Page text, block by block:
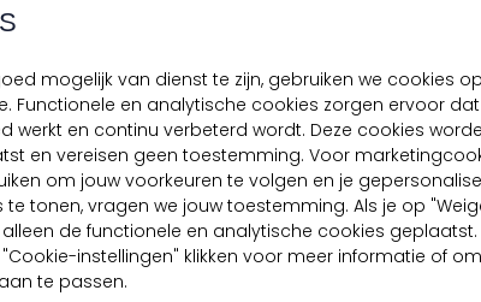
mogelijk van dienst te zijn, gebruiken we cookies op
Functionele en analytische cookies zorgen ervoor
werkt en continu verbeterd wordt. Deze cookies
en vereisen geen toestemming. Voor
om jouw voorkeuren te volgen en je
te tonen, vragen we jouw toestemming. Als je op
alleen de functionele en analytische cookies geplaatst.
instellingen" klikken voor meer informatie of
te passen.
& PASVORM